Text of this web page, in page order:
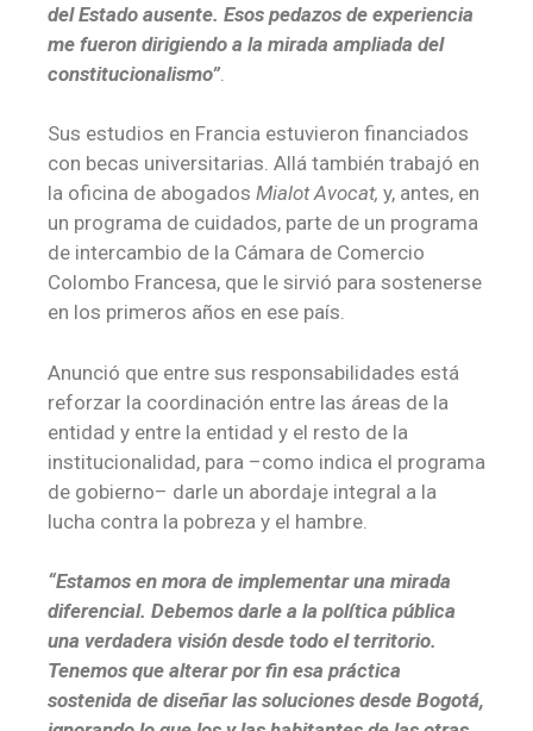
del Estado ausente. Esos pedazos de experiencia
me fueron dirigiendo a la mirada ampliada del
constitucionalismo”
Sus estudios en Francia estuvieron financiados
con becas universitarias. Allá también trabajó en
la oficina de abogados Mialot Avocat, y, antes, en
un programa de cuidados, parte de un programa
de intercambio de la Cámara de Comercio
Colombo Francesa, que le sirvió para sostenerse
en los primeros años en ese país.
Anunció que entre sus responsabilidades está
reforzar la coordinación entre las áreas de la
entidad y entre la entidad y el resto de la
institucionalidad, para –como indica el programa
de gobierno– darle un abordaje integral a la
lucha contra la pobreza y el hambre.
“Estamos en mora de implementar una mirada
diferencial. Debemos darle a la política pública
una verdadera visión desde todo el territorio.
Tenemos que alterar por fin esa práctica
sostenida de diseñar las soluciones desde Bogotá,